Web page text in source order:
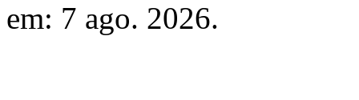
em: 7 ago. 2026.